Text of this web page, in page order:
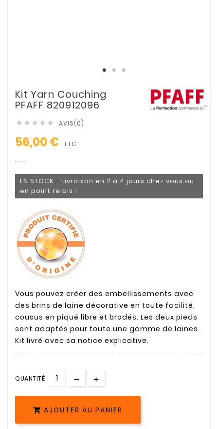
Kit Yarn Couching
PFAFF 820912096
     AVIS(0)
56,00 € TTC
---
EN STOCK - Livraison en 2 à 4 jours chez vous ou
en point relais !
Vous pouvez créer des embellissements avec
des brins de laine décorative en toute facilité,
cousus en piqué libre et brodés. Les deux pieds
sont adaptés pour toute une gamme de laines.
Kit livré avec sa notice explicative.
QUANTITÉ
 AJOUTER AU PANIER